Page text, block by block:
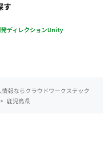
す
発ディレクションUnity
報ならクラウドワークステック
> 鹿児島県